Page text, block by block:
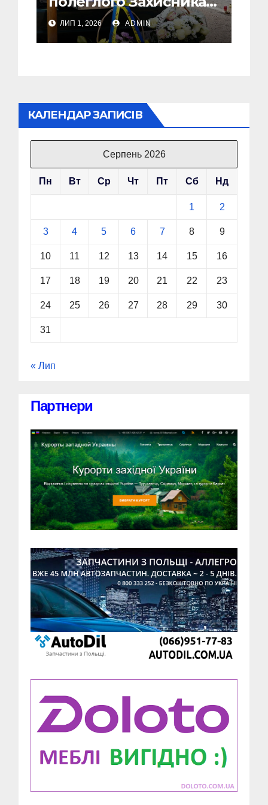
Сергія Скірка з
Стебника
ЛИП 1, 2026 ADMIN
КАЛЕНДАР ЗАПИСІВ
Серпень 2026
Пн Вт Ср Чт Пт Сб Нд
1 2
3 4 5 6 7 8 9
10 11 12 13 14 15 16
17 18 19 20 21 22 23
24 25 26 27 28 29 30
31
« Лип
Партнери